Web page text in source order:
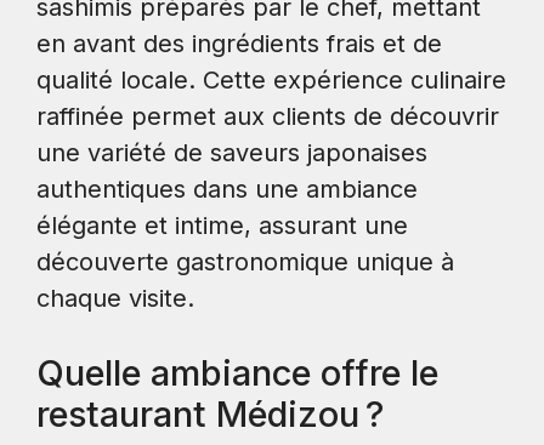
sashimis préparés par le chef, mettant
en avant des ingrédients frais et de
qualité locale. Cette expérience culinaire
raffinée permet aux clients de découvrir
une variété de saveurs japonaises
authentiques dans une ambiance
élégante et intime, assurant une
découverte gastronomique unique à
chaque visite.
Quelle ambiance offre le
restaurant Médizou ?